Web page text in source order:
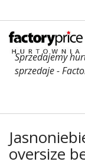
Sprzedajemy
sprzedaje -
oversize